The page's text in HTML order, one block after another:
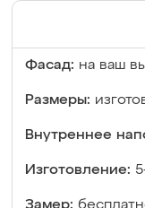
Фасад: на ваш
Размеры:
Внутреннее
Изготовление: